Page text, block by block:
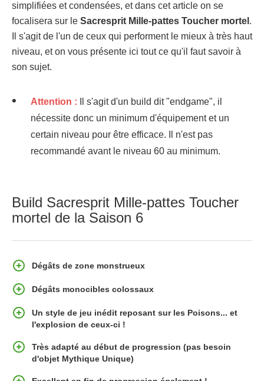
simplifiées et condensées, et dans cet article on se
focalisera sur le Sacresprit Mille-pattes Toucher mortel .
Il s'agit de l'un de ceux qui performent le mieux à très haut
niveau, et on vous présente ici tout ce qu'il faut savoir à
son sujet.
Attention : Il s'agit d'un build dit "endgame", il
nécessite donc un minimum d'équipement et un
certain niveau pour être efficace. Il n'est pas
recommandé avant le niveau 60 au minimum.
Build Sacresprit Mille-pattes Toucher
mortel de la Saison 6
Dégâts de zone monstrueux
Dégâts monocibles colossaux
Un style de jeu inédit reposant sur les Poisons... et
l'explosion de ceux-ci !
Très adapté au début de progression (pas besoin
d'objet Mythique Unique)